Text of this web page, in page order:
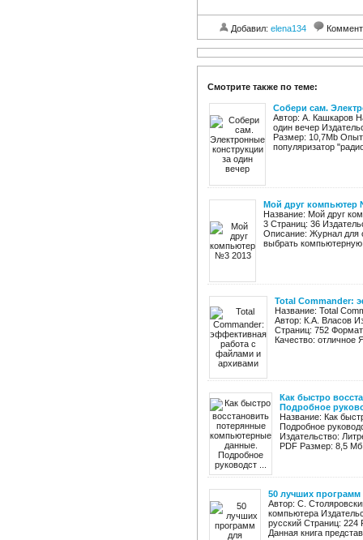
Добавил: elena134
Смотрите также по теме:
Собери сам.
Автор: А. Кашкаров
один вечер
Размер: 10,7Mb
популяризатор
Мой друг компьютер
Название: Мой друг
3 Страниц: 36
Описание: Журнал для
выбрать компьютерную
Total Commander:
Название: Total
Автор: К.А. Власов
Страниц: 752
Качество: отличное
Как быстро
Подробное
Название: Как
Подробное
Издательство:
PDF Размер: 8,5
50 лучших
Автор: С.
компьютера
русский Cтраниц:
Данная книга